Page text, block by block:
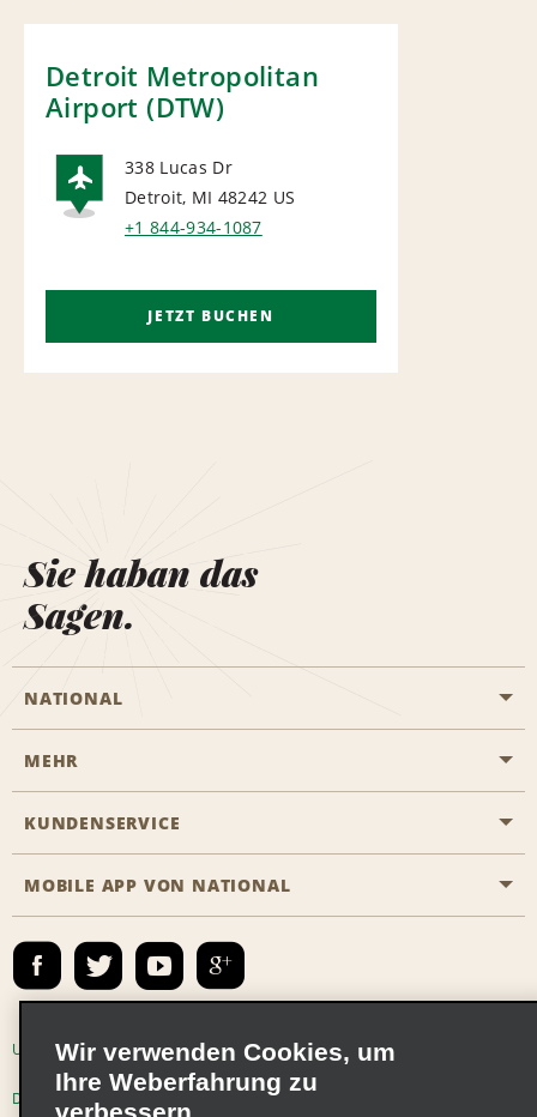
Detroit Metropolitan
Airport (DTW)
AIRPORT
338 Lucas Dr
Detroit, MI 48242 US
+1 844-934-1087
JETZT BUCHEN
Sie haban das
Sagen.
NATIONAL
Eine Reservierung vornehmen
Das Business Rental Programm
Emerald Club Anmelden
MEHR
Karriere
KUNDENSERVICE
Barrierefreiheit
E-Mail anmelden
MOBILE APP VON NATIONAL
Unternehmensinformationen Nutzungsbedingungen
Datenschutzrichtlinie Cookie-Richtlinie
Wir verwenden Cookies, um
Ihre Weberfahrung zu